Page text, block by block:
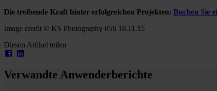
Die treibende Kraft hinter erfolgreichen Projekten: Buchen Sie
Image credit © KS Photography 056 18.11.15
Diesen Artikel teilen
Verwandte Anwenderberichte